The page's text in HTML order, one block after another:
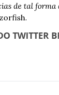
de tal
TWITTER